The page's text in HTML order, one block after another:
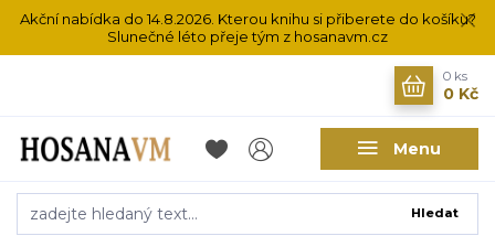
Akční nabídka do 14.8.2026. Kterou knihu si přiberete do košíku?
Slunečné léto přeje tým z hosanavm.cz
Menu
Hledat
0 ks
0 Kč